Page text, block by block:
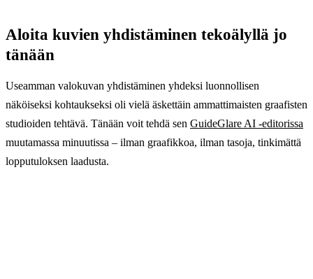
Aloita kuvien yhdistäminen tekoälyllä jo
tänään
Useamman valokuvan yhdistäminen yhdeksi luonnollisen
näköiseksi kohtaukseksi oli vielä äskettäin ammattimaisten graafisten
studioiden tehtävä. Tänään voit tehdä sen GuideGlare AI -editorissa
muutamassa minuutissa – ilman graafikkoa, ilman tasoja, tinkimättä
lopputuloksen laadusta.